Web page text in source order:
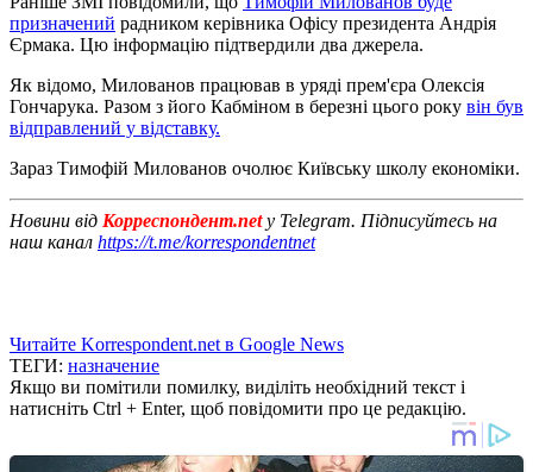
призначений радником керівника Офісу президента Андрія
Єрмака. Цю інформацію підтвердили два джерела.
Як відомо, Милованов працював в уряді прем'єра Олексія
Гончарука. Разом з його Кабміном в березні цього року він був
відправлений у відставку.
Зараз Тимофій Милованов очолює Київську школу економіки.
Новини від Корреспондент.netу Telegram. Підписуйтесь на
наш канал https://t.me/korrespondentnet
Читайте Korrespondent.net в Google News
ТЕГИ: назначение
Якщо ви помітили помилку, виділіть необхідний текст і
натисніть Ctrl + Enter, щоб повідомити про це редакцію.